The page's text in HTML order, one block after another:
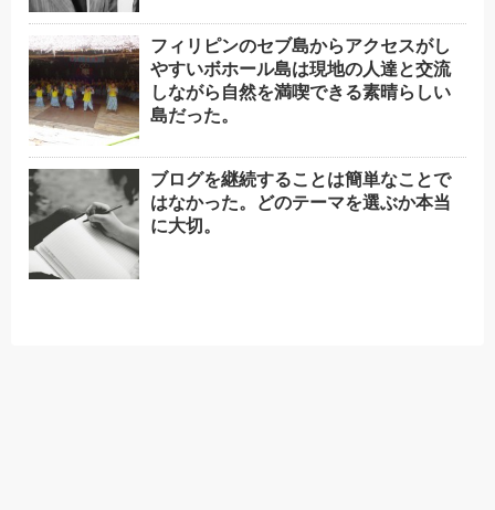
フィリピンのセブ島からアクセスがし
やすいボホール島は現地の人達と交流
しながら自然を満喫できる素晴らしい
島だった。
ブログを継続することは簡単なことで
はなかった。どのテーマを選ぶか本当
に大切。